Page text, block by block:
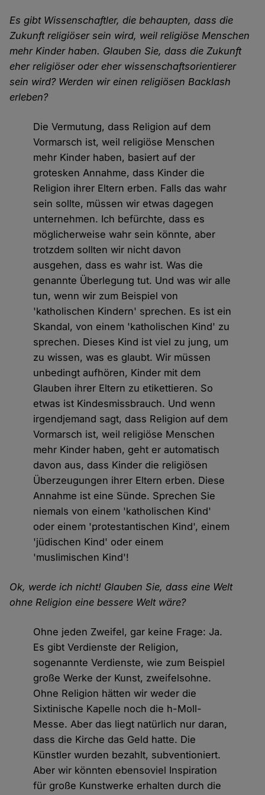
Es gibt Wissenschaftler, die behaupten, dass die
Zukunft religiöser sein wird, weil religiöse Menschen
mehr Kinder haben. Glauben Sie, dass die Zukunft
eher religiöser oder eher wissenschaftsorientierer
sein wird? Werden wir einen religiösen Backlash
erleben?
Die Vermutung, dass Religion auf dem
Vormarsch ist, weil religiöse Menschen
mehr Kinder haben, basiert auf der
grotesken Annahme, dass Kinder die
Religion ihrer Eltern erben. Falls das wahr
sein sollte, müssen wir etwas dagegen
unternehmen. Ich befürchte, dass es
möglicherweise wahr sein könnte, aber
trotzdem sollten wir nicht davon
ausgehen, dass es wahr ist. Was die
genannte Überlegung tut. Und was wir alle
tun, wenn wir zum Beispiel von
'katholischen Kindern' sprechen. Es ist ein
Skandal, von einem 'katholischen Kind' zu
sprechen. Dieses Kind ist viel zu jung, um
zu wissen, was es glaubt. Wir müssen
unbedingt aufhören, Kinder mit dem
Glauben ihrer Eltern zu etikettieren. So
etwas ist Kindesmissbrauch. Und wenn
irgendjemand sagt, dass Religion auf dem
Vormarsch ist, weil religiöse Menschen
mehr Kinder haben, geht er automatisch
davon aus, dass Kinder die religiösen
Überzeugungen ihrer Eltern erben. Diese
Annahme ist eine Sünde. Sprechen Sie
niemals von einem 'katholischen Kind'
oder einem 'protestantischen Kind', einem
'jüdischen Kind' oder einem
'muslimischen Kind'!
Ok, werde ich nicht! Glauben Sie, dass eine Welt
ohne Religion eine bessere Welt wäre?
Ohne jeden Zweifel, gar keine Frage: Ja.
Es gibt Verdienste der Religion,
sogenannte Verdienste, wie zum Beispiel
große Werke der Kunst, zweifelsohne.
Ohne Religion hätten wir weder die
Sixtinische Kapelle noch die h-Moll-
Messe. Aber das liegt natürlich nur daran,
dass die Kirche das Geld hatte. Die
Künstler wurden bezahlt, subventioniert.
Aber wir könnten ebensoviel Inspiration
für große Kunstwerke erhalten durch die